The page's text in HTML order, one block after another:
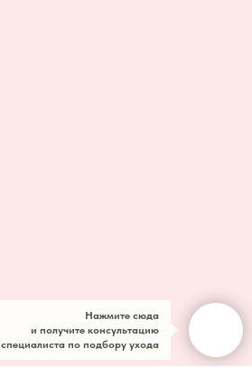
Нажмите сюда
и получите консультацию
специалиста по подбору ухода